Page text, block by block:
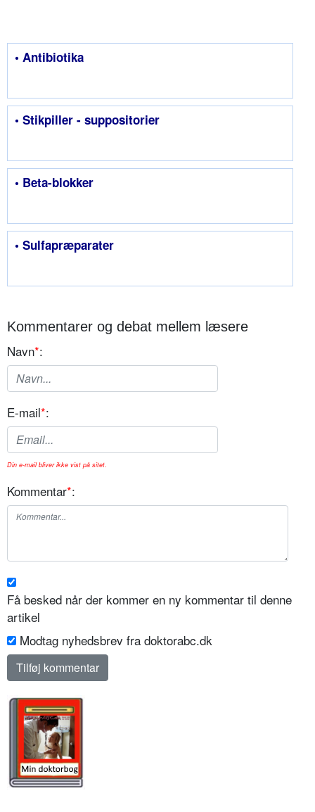
• Antibiotika
• Stikpiller - suppositorier
• Beta-blokker
• Sulfapræparater
Kommentarer og debat mellem læsere
Navn*:
E-mail*:
Din e-mail bliver ikke vist på sitet.
Kommentar*:
Få besked når der kommer en ny kommentar til denne
artikel
Modtag nyhedsbrev fra doktorabc.dk